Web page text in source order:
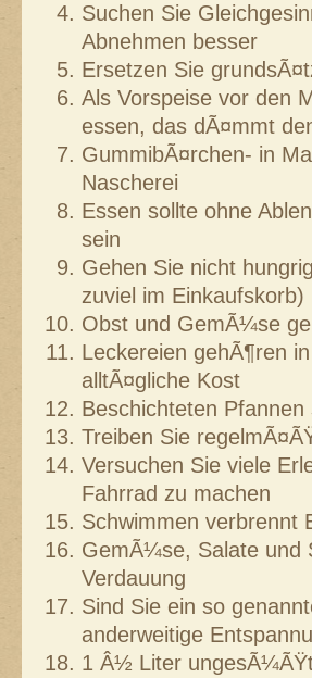
Suchen Sie
Abnehmen besser
Ersetzen Sie
Als Vorspeise vor den
essen, das dÃ¤mmt
GummibÃ¤rchen- in
Nascherei
Essen sollte ohne
sein
Gehen Sie nicht
zuviel im Einkaufskorb)
Obst und GemÃ¼se
Leckereien gehÃ¶ren
alltÃ¤gliche Kost
Beschichteten
Treiben Sie
Versuchen Sie viele
Fahrrad zu machen
Schwimmen verbrennt
GemÃ¼se, Salate und
Verdauung
Sind Sie ein so
anderweitige
1 Â½ Liter